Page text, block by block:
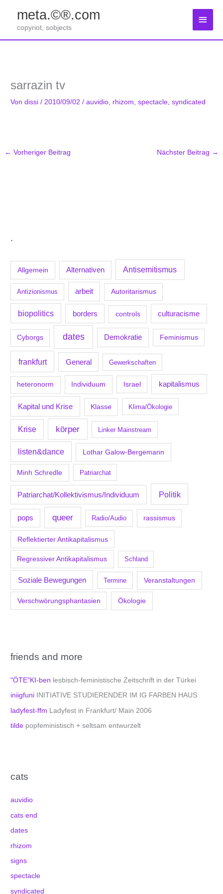
springen
meta.©®.com
copyriot, sobjects
.
Allgemein Alternativen Antisemitismus
Antizionismus arbeit Autoritarismus
biopolitics borders controls culturacisme
Cyborgs dates Demokratie Feminismus
frankfurt General Gewerkschaften
heteronorm Individuum Israel kapitalismus
Kapital und Krise Klasse Klima/Ökologie
Krise körper Linker Mainstream
listen&dance Lothar Galow-Bergemann
Minh Schredle Patriarchat
Patriarchat/Kollektivismus/Individuum Politik
pops queer Radio/Audio rassismus
Reflektierter Antikapitalismus
Regressiver Antikapitalismus Schland
Soziale Bewegungen Termine Veranstaltungen
Verschwörungsphantasien Ökologie
friends and more
"ÖTE"KI-ben lesbisch-feministische Zeitschrift in der Türkei
iniigfuni INITIATIVE STUDIERENDER IM IG FARBEN HAUS
ladyfest-ffm Ladyfest in Frankfurt/ Main 2006
tilde popfeministisch + seltsam entwurzelt
cats
auvidio
cats end
dates
rhizom
signs
spectacle
syndicated
sarrazin tv
Vondissi/ 2010/09/02/auvidio rhizom ,spectacle ,syndicated
← Vorheriger Beitrag Nächster Beitrag →